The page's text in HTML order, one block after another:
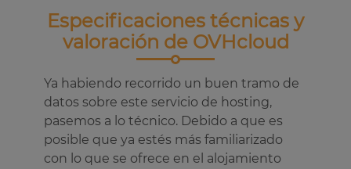
Especificaciones técnicas y
valoración de OVHcloud
Ya habiendo recorrido un buen tramo de
datos sobre este servicio de hosting,
pasemos a lo técnico. Debido a que es
posible que ya estés más familiarizado
con lo que se ofrece en el alojamiento